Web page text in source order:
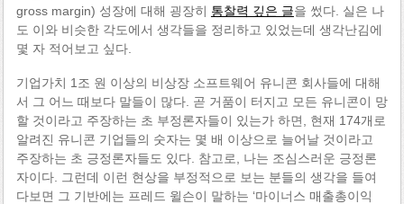
gross margin) 성장에 대해 굉장히 통찰력 깊은 글을 썼다. 실은 나
도 이와 비슷한 각도에서 생각들을 정리하고 있었는데 생각난김에
몇 자 적어보고 싶다.
기업가치 1조 원 이상의 비상장 소프트웨어 유니콘 회사들에 대해
서 그 어느 때보다 말들이 많다. 곧 거품이 터지고 모든 유니콘이 망
할 것이라고 주장하는 초 부정론자들이 있는가 하면, 현재 174개로
알려진 유니콘 기업들의 숫자는 몇 배 이상으로 늘어날 것이라고
주장하는 초 긍정론자들도 있다. 참고로, 나는 조심스러운 긍정론
자이다. 그런데 이런 현상을 부정적으로 보는 분들의 생각을 들여
다보면 그 기반에는 프레드 윌슨이 말하는 ‘마이너스 매출총이익